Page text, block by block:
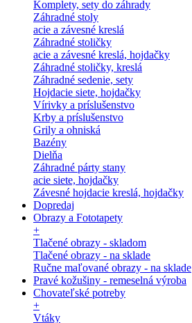
Komplety, sety do záhrady
Záhradné stoly
acie a závesné kreslá
Záhradné stoličky
acie a závesné kreslá, hojdačky
Záhradné stoličky, kreslá
Záhradné sedenie, sety
Hojdacie siete, hojdačky
Vírivky a príslušenstvo
Krby a príslušenstvo
Grily a ohniská
Bazény
Dielňa
Záhradné párty stany
acie siete, hojdačky
Závesné hojdacie kreslá, hojdačky
Dopredaj
Obrazy a Fototapety
+
Tlačené obrazy - skladom
Tlačené obrazy - na sklade
Ručne maľované obrazy - na sklade
Pravé kožušiny - remeselná výroba
Chovateľské potreby
+
Vtáky